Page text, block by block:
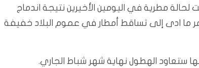
لحالة مطرية في اليومين الأخيرين نتيجة اندماج
ما ادى إلى تساقط أمطار في عموم البلاد خفيفة
ستعاود الهطول نهاية شهر شباط الجاري.